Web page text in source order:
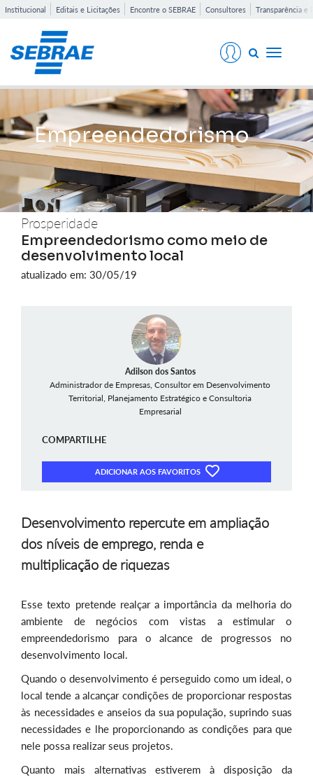
Institucional Editais e Licitações Encontre o SEBRAE Consultores Transparência e
Toggle
Empreendedorismo
Prosperidade
Empreendedorismo como meio de
desenvolvimento local
atualizado em: 30/05/19
Adilson dos Santos
Administrador de Empresas, Consultor em Desenvolvimento
Territorial, Planejamento Estratégico e Consultoria
Empresarial
COMPARTILHE
ADICIONAR AOS FAVORITOS
Desenvolvimento repercute em ampliação
dos níveis de emprego, renda e
multiplicação de riquezas
Esse texto pretende realçar a importância da melhoria do
ambiente de negócios com vistas a estimular o
empreendedorismo para o alcance de progressos no
desenvolvimento local.
Quando o desenvolvimento é perseguido como um ideal, o
local tende a alcançar condições de proporcionar respostas
às necessidades e anseios da sua população, suprindo suas
necessidades e lhe proporcionando as condições para que
nele possa realizar seus projetos.
Quanto mais alternativas estiverem à disposição da